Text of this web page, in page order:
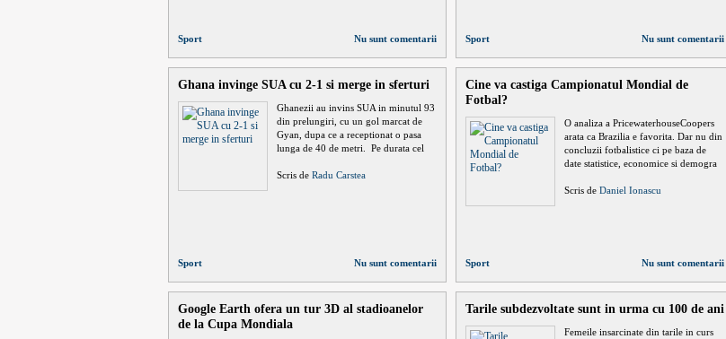
Sport Nu sunt comentarii Sport Nu sunt comentarii
Ghana invinge SUA cu 2-1 si merge in sferturi
Ghanezii au invins SUA in minutul 93
din prelungiri, cu un gol marcat de
Gyan, dupa ce a receptionat o pasa
lunga de 40 de metri. Pe durata cel
Scris de Radu Carstea
Sport Nu sunt comentarii
Cine va castiga Campionatul Mondial de
Fotbal?
O analiza a PricewaterhouseCoopers
arata ca Brazilia e favorita. Dar nu din
concluzii fotbalistice ci pe baza de
date statistice, economice si demogra
Scris de Daniel Ionascu
Sport Nu sunt comentarii
Google Earth ofera un tur 3D al stadioanelor
de la Cupa Mondiala
Tarile subdezvoltate sunt in urma cu 100 de ani
Femeile insarcinate din tarile in curs